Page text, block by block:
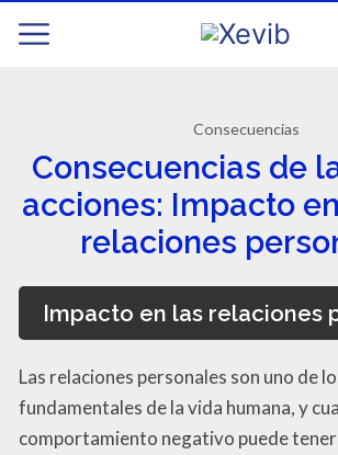
Consecuencias
Consecuencias de
acciones: Impacto
relaciones
Impacto en las relaciones
Las relaciones personales son uno de
fundamentales de la vida humana, y
comportamiento negativo puede